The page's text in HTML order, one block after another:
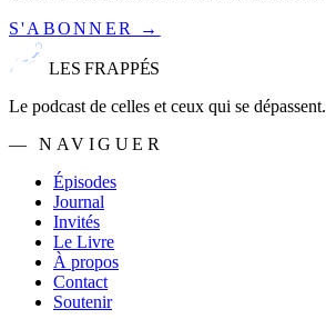
S'ABONNER →
LES FRAPPÉS
Le podcast de celles et ceux qui se dépassent.
— NAVIGUER
Épisodes
Journal
Invités
Le Livre
À propos
Contact
Soutenir